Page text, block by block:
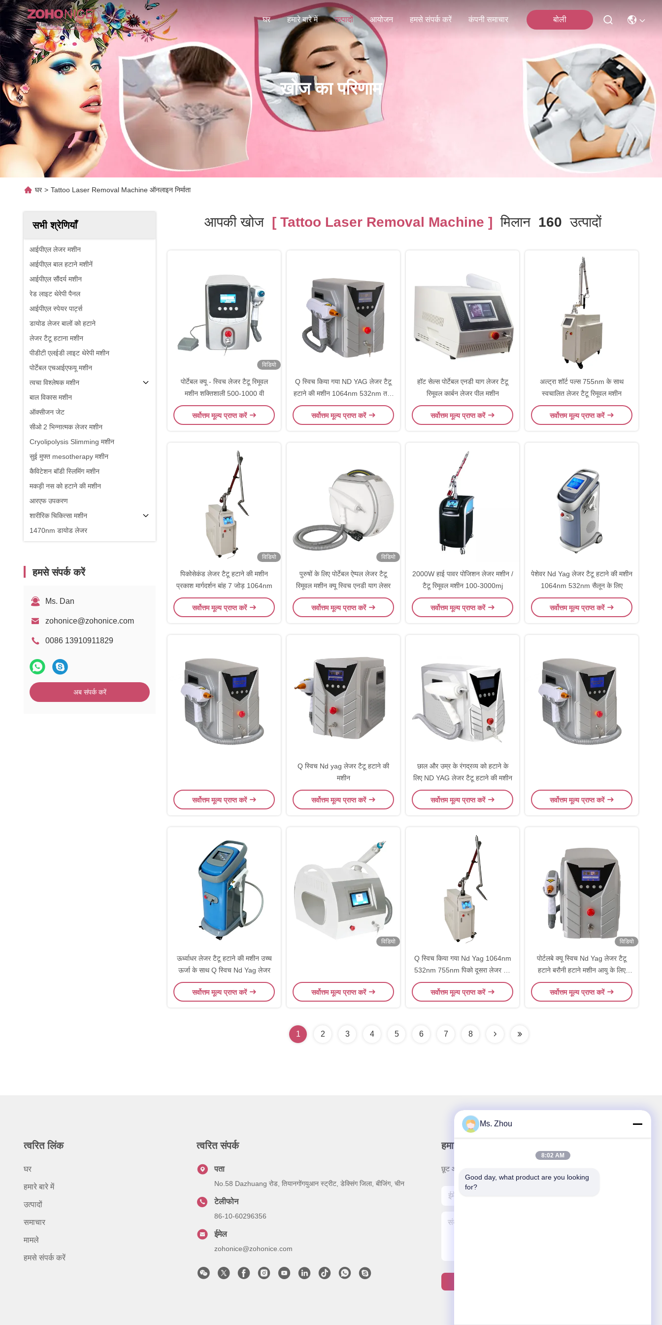
घर हमारे बारे में उत्पादों आयोजन हमसे संपर्क करें कंपनी समाचार बोली
खोज का परिणाम
घर > Tattoo Laser Removal Machine ऑनलाइन निर्माता
सभी श्रेणियाँ
आईपीएल लेजर मशीन
आईपीएल बाल हटाने मशीनें
आईपीएल सौंदर्य मशीन
रेड लाइट थेरेपी पैनल
आईपीएल स्पेयर पार्ट्स
डायोड लेजर बालों को हटाने
लेजर टैटू हटाना मशीन
पीडीटी एलईडी लाइट थेरेपी मशीन
पोर्टेबल एचआईएफयू मशीन
त्वचा विश्लेषक मशीन
बाल विकास मशीन
ऑक्सीजन जेट
सीओ 2 भिन्नात्मक लेजर मशीन
Cryolipolysis Slimming मशीन
सुई मुफ्त mesotherapy मशीन
कैविटेशन बॉडी स्लिमिंग मशीन
मकड़ी नस को हटाने की मशीन
आरएफ उपकरण
शारीरिक चिकित्सा मशीन
1470nm डायोड लेजर
हमसे संपर्क करें
Ms. Dan
zohonice@zohonice.com
0086 13910911829
अब संपर्क करें
आपकी खोज [ Tattoo Laser Removal Machine ] मिलान 160 उत्पादों
विडियो
पोर्टेबल क्यू - स्विच लेजर टैटू रिमूवल
मशीन शक्तिशाली 500-1000 वी
सर्वोत्तम मूल्य प्राप्त करें
Q स्विच किया गया ND YAG लेजर टैटू
हटाने की मशीन 1064nm 532nm तरंग
दैर्ध्य के साथ
सर्वोत्तम मूल्य प्राप्त करें
हॉट सेल्स पोर्टेबल एनडी याग लेजर टैटू
रिमूवल कार्बन लेजर पील मशीन
सर्वोत्तम मूल्य प्राप्त करें
अल्ट्रा शॉर्ट पल्स 755nm के साथ
स्वचालित लेजर टैटू रिमूवल मशीन
सर्वोत्तम मूल्य प्राप्त करें
विडियो
पिकोसेकंड लेजर टैटू हटाने की मशीन
प्रकाश मार्गदर्शन बांह 7 जोड़ 1064nm
सर्वोत्तम मूल्य प्राप्त करें
विडियो
पुरुषों के लिए पोर्टेबल ऐप्पल लेजर टैटू
रिमूवल मशीन क्यू स्विच एनडी याग लेसर
सर्वोत्तम मूल्य प्राप्त करें
2000W हाई पावर पोजिशन लेजर मशीन /
टैटू रिमूवल मशीन 100-3000mj
सर्वोत्तम मूल्य प्राप्त करें
पेशेवर Nd Yag लेजर टैटू हटाने की मशीन
1064nm 532nm सैलून के लिए
सर्वोत्तम मूल्य प्राप्त करें
सर्वोत्तम मूल्य प्राप्त करें
Q स्विच Nd yag लेजर टैटू हटाने की
मशीन
सर्वोत्तम मूल्य प्राप्त करें
छाल और उम्र के रंगद्रव्य को हटाने के
लिए ND YAG लेजर टैटू हटाने की मशीन
सर्वोत्तम मूल्य प्राप्त करें सर्वोत्तम मूल्य प्राप्त करें
ऊर्ध्वाधर लेजर टैटू हटाने की मशीन उच्च
ऊर्जा के साथ Q स्विच Nd Yag लेजर
सर्वोत्तम मूल्य प्राप्त करें
विडियो
सर्वोत्तम मूल्य प्राप्त करें
Q स्विच किया गया Nd Yag 1064nm
532nm 755nm पिको दूसरा लेजर टैटू
हटाने की मशीन
सर्वोत्तम मूल्य प्राप्त करें
विडियो
पोर्टलबे क्यू स्विच Nd Yag लेजर टैटू
हटाने बरौनी हटाने मशीन आयु के लिए
रंगद्रव्य
सर्वोत्तम मूल्य प्राप्त करें
1 2 3 4 5 6 7 8
त्वरित लिंक
घर
हमारे बारे में
उत्पादों
समाचार
मामले
हमसे संपर्क करें
त्वरित संपर्क
पता
No.58 Dazhuang रोड, तियानगोंगयुआन स्ट्रीट, डेक्सिंग जिला, बीजिंग, चीन
टेलीफोन
86-10-60296356
ईमेल
zohonice@zohonice.com
हमारा समाचार पत्र
छूट और अधिक के लिए हमारे न्यूज़लेटर की सदस्यता लें।
Ms. Zhou
8:02 AM
Good day, what product are you looking
for?